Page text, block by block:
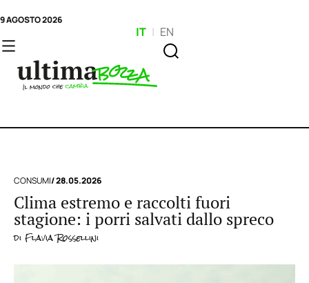
9 AGOSTO 2026
IT | EN
CONSUMI/ 28.05.2026
Clima estremo e raccolti fuori
stagione: i porri salvati dallo spreco
di Flavia Rossellini